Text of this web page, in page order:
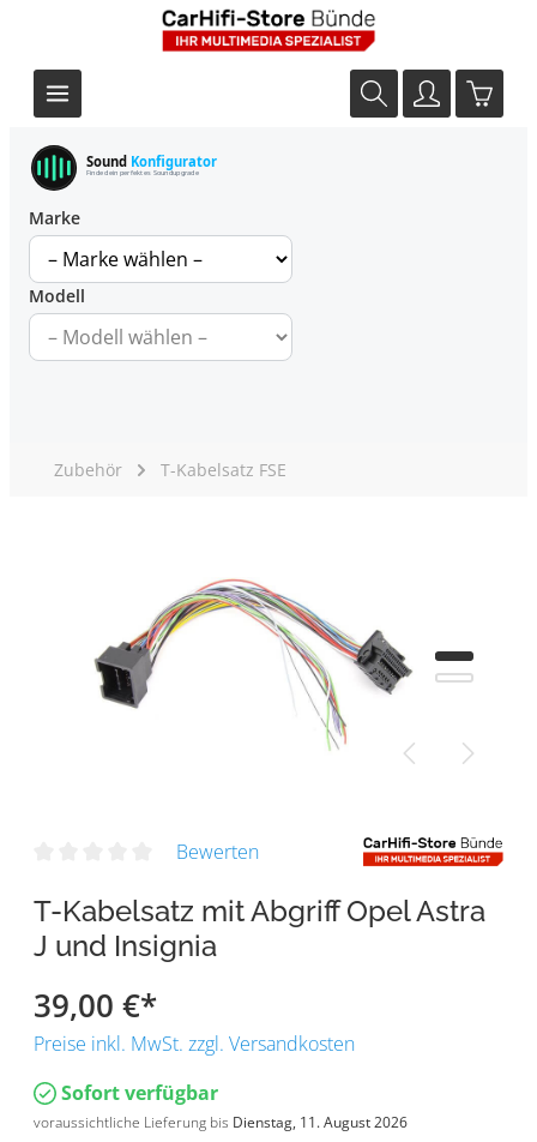
Sound Konfigurator
Finde dein perfektes Soundupgrade
Marke
Modell
Zubehör T-Kabelsatz FSE
Bewerten
T-Kabelsatz mit Abgriff Opel Astra
J und Insignia
39,00 €*
Preise inkl. MwSt. zzgl. Versandkosten
Sofort verfügbar
voraussichtliche Lieferung bis Dienstag, 11. August 2026